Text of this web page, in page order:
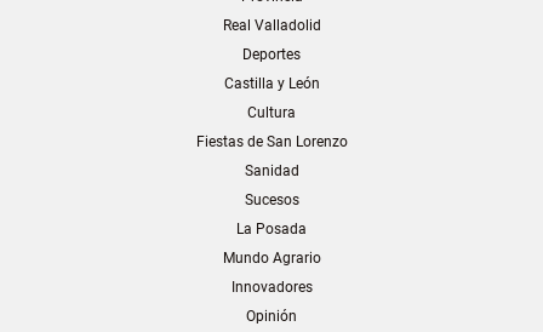
Real Valladolid
Deportes
Castilla y León
Cultura
Fiestas de San Lorenzo
Sanidad
Sucesos
La Posada
Mundo Agrario
Innovadores
Opinión